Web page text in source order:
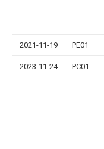
2021-11-19 PE01
2023-11-24 PC01